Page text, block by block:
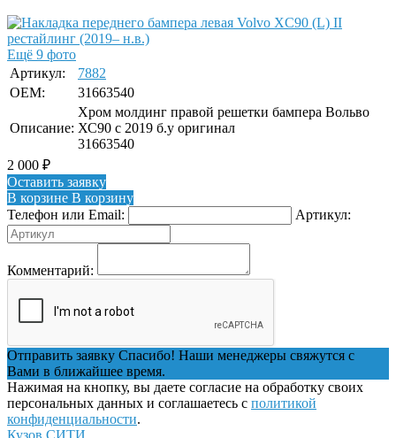
Ещё 9 фото
Артикул:
7882
OEM:
31663540
Описание:
Хром молдинг правой решетки бампера Вольво
ХС90 с 2019 б.у оригинал
31663540
2 000 ₽
Оставить заявку
В корзине В корзину
Телефон или Email:
Артикул:
Комментарий:
Отправить заявку Спасибо! Наши менеджеры свяжутся с
Вами в ближайшее время.
Нажимая на кнопку, вы даете согласие на обработку своих
персональных данных и соглашаетесь с политикой
конфиденциальности.
Кузов СИТИ